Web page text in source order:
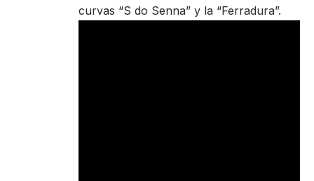
curvas “S do Senna” y la “Ferradura”.